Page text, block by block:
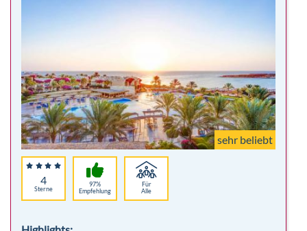
4
Sterne
97%
Empfehlung
Für
Alle
Highlights:
Tauchen
Clubanlage
Wassersport
Hotelbeschreibung
7 Nächte
All Inclusive
p. P.